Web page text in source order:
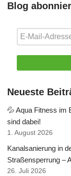
Blog
Neueste
💦 Aqua Fitness im
sind dabei!
1. August 2026
Kanalsanierung in
Straßensperrung –
26. Juli 2026